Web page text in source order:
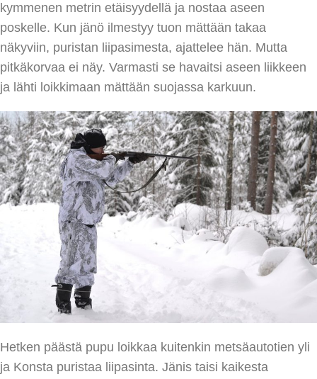
kymmenen metrin etäisyydellä ja nostaa aseen
poskelle. Kun jänö ilmestyy tuon mättään takaa
näkyviin, puristan liipasimesta, ajattelee hän. Mutta
pitkäkorvaa ei näy. Varmasti se havaitsi aseen liikkeen
ja lähti loikkimaan mättään suojassa karkuun.
Hetken päästä pupu loikkaa kuitenkin metsäautotien yli
ja Konsta puristaa liipasinta. Jänis taisi kaikesta